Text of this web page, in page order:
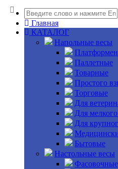
Главная
КАТАЛОГ
Напольные весы
Паллетные
Товарные
Простого
Торговые
Для
Для
Для
Бытовые
Настольные весы
Фасовочные